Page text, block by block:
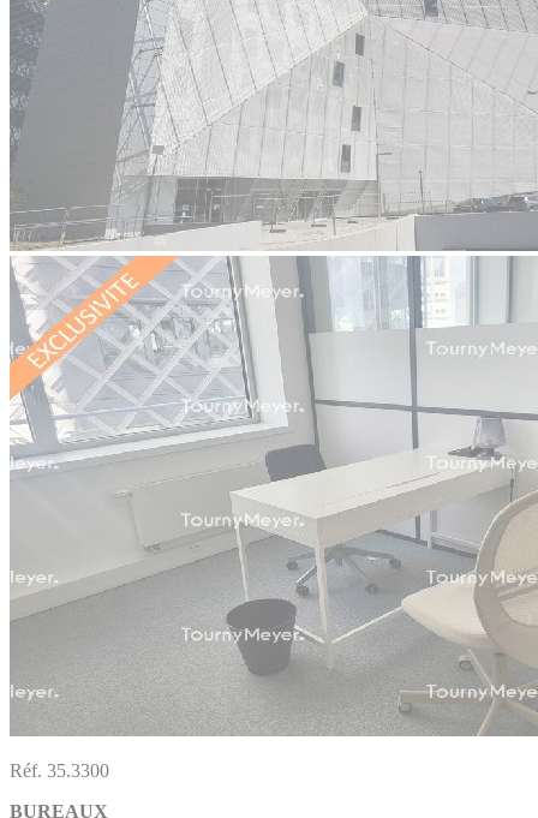
Réf. 35.3300
BUREAUX